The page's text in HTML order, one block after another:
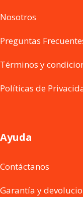
Nosotros
Preguntas
Términos y
Políticas de
Ayuda
Contáctanos
Garantía y